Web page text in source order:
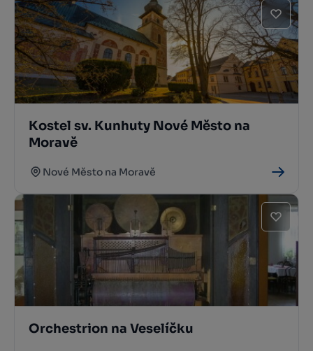
Kostel sv. Kunhuty Nové Město na
Moravě
Nové Město na Moravě
Orchestrion na Veselíčku